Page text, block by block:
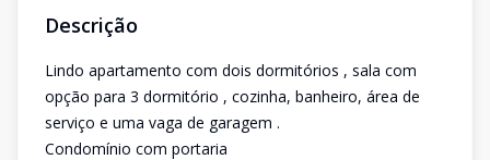
Descrição
Lindo apartamento com dois dormitórios , sala com
opção para 3 dormitório , cozinha, banheiro, área de
serviço e uma vaga de garagem .
Condomínio com portaria